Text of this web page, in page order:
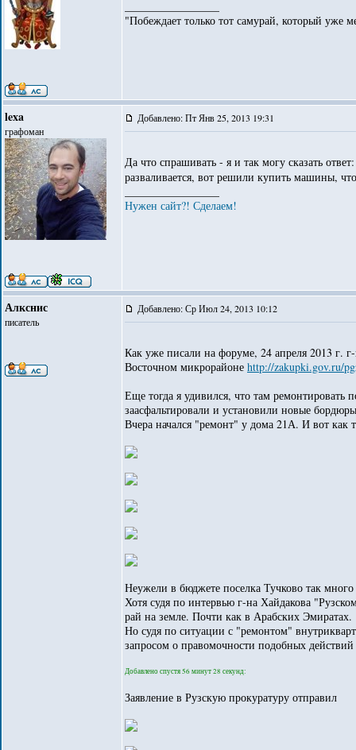
"Побеждает только тот самурай, который уже
lexa
графоман
Добавлено: Пт Янв 25, 2013 19:31
Да что спрашивать - я и так могу сказать
разваливается, вот решили купить машины,
Нужен сайт?! Сделаем!
Алкснис
писатель
Добавлено: Ср Июл 24, 2013 10:12
Как уже писали на форуме, 24 апреля 2013 г.
Восточном микрорайоне http://zakupki.gov.ru/
Еще тогда я удивился, что там
заасфальтировали и установили новые
Вчера начался "ремонт" у дома 21А. И вот как
Неужели в бюджете поселка Тучково так
Хотя судя по интервью г-на Хайдакова
рай на земле. Почти как в Арабских Эмиратах.
Но судя по ситуации с "ремонтом"
запросом о правомочности подобных
Добавлено спустя 56 минут 28 секунд:
Заявление в Рузскую прокуратуру отправил